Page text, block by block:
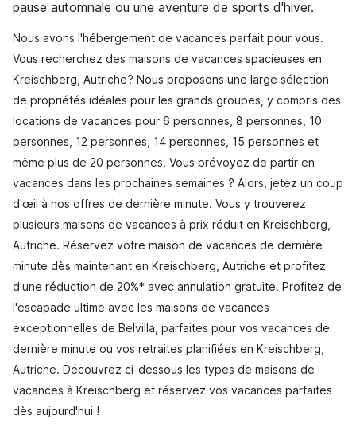
pause automnale ou une aventure de sports d'hiver.
Nous avons l'hébergement de vacances parfait pour vous.
Vous recherchez des maisons de vacances spacieuses en
Kreischberg, Autriche? Nous proposons une large sélection
de propriétés idéales pour les grands groupes, y compris des
locations de vacances pour 6 personnes, 8 personnes, 10
personnes, 12 personnes, 14 personnes, 15 personnes et
même plus de 20 personnes. Vous prévoyez de partir en
vacances dans les prochaines semaines ? Alors, jetez un coup
d'œil à nos offres de dernière minute. Vous y trouverez
plusieurs maisons de vacances à prix réduit en Kreischberg,
Autriche. Réservez votre maison de vacances de dernière
minute dès maintenant en Kreischberg, Autriche et profitez
d'une réduction de 20%* avec annulation gratuite. Profitez de
l'escapade ultime avec les maisons de vacances
exceptionnelles de Belvilla, parfaites pour vos vacances de
dernière minute ou vos retraites planifiées en Kreischberg,
Autriche. Découvrez ci-dessous les types de maisons de
vacances à Kreischberg et réservez vos vacances parfaites
dès aujourd'hui !